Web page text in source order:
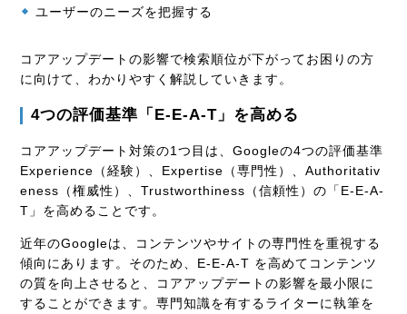
ユーザーのニーズを把握する
コアアップデートの影響で検索順位が下がってお困りの方
に向けて、わかりやすく解説していきます。
4つの評価基準「E-E-A-T」を高める
コアアップデート対策の1つ目は、Googleの4つの評価基準
Experience（経験）、Expertise（専門性）、Authoritativ
eness（権威性）、Trustworthiness（信頼性）の「E-E-A-
T」を高めることです。
近年のGoogleは、
コンテンツやサイトの専門性を重視する
傾向 にあります。そのため、E-E-A-T を高めてコンテンツ
の質を向上させると、コアアップデートの影響を最小限に
することができます。専門知識を有するライターに執筆を